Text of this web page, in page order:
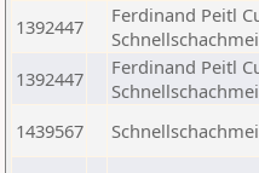
1392447
Ferdinand Peitl
1392447
Ferdinand Peitl
1439567